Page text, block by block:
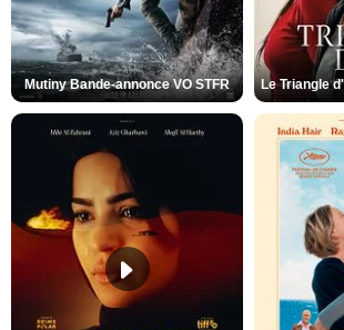
Mutiny Bande-annonce VO STFR Le Triangle